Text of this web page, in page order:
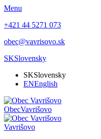
Menu
+421 44 5271 073
obec@vavrisovo.sk
SKSlovensky
SKSlovensky
ENEnglish
ObecVavrišovo
Vavrišovo